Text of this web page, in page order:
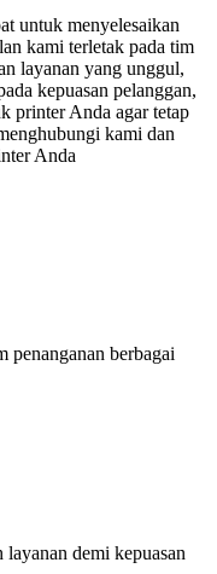
untuk menyelesaikan
kami terletak pada tim
layanan yang unggul,
kepuasan pelanggan,
printer Anda agar tetap
kami dan
Anda
berbagai
demi kepuasan